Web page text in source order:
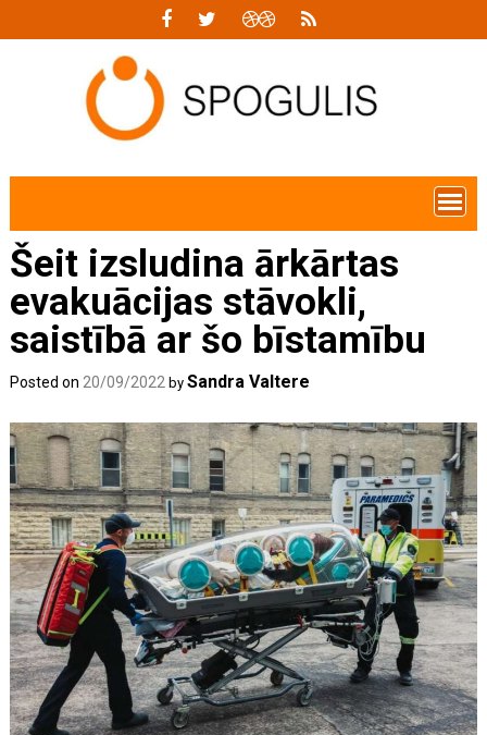
Šeit izsludina ārkārtas
evakuācijas stāvokli,
saistībā ar šo bīstamību
Posted on 20/09/2022 bySandra Valtere